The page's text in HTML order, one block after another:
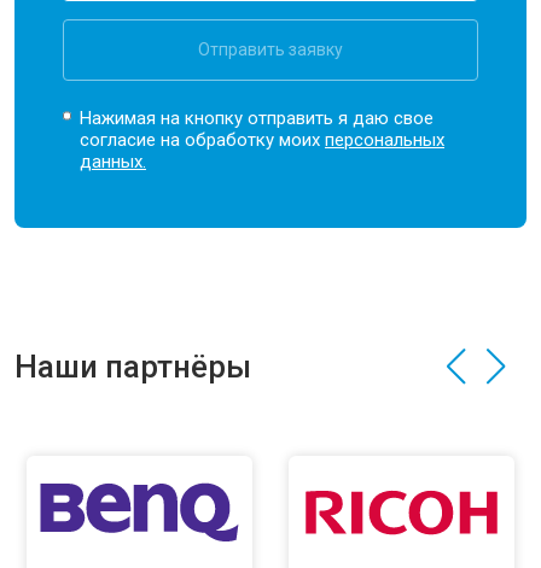
Отправить заявку
Нажимая на кнопку отправить я даю свое
согласие на обработку моихперсональных
данных.
Наши партнёры